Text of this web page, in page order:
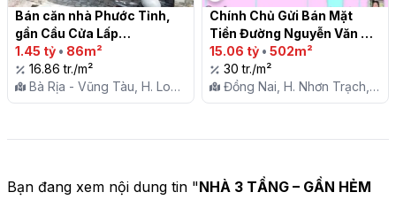
Bán căn nhà Phước Tỉnh,
gần Cầu Cửa Lấp
1.45 tỷ • 86m²
16.86 tr./m²
Bà Rịa - Vũng Tàu, H. Long
Đất, X. Phước Tỉnh
Chính Chủ Gửi Bán Mặt
Tiền Đường Nguyễn Văn
Trị, Phú Hữu, Nhơn Trạch,
Đồng Nai
15.06 tỷ • 502m²
30 tr./m²
Đồng Nai, H. Nhơn Trạch,
X. Phú Hữu
Bạn đang xem nội dung tin "NHÀ 3 TẦNG – GẦN HẺM